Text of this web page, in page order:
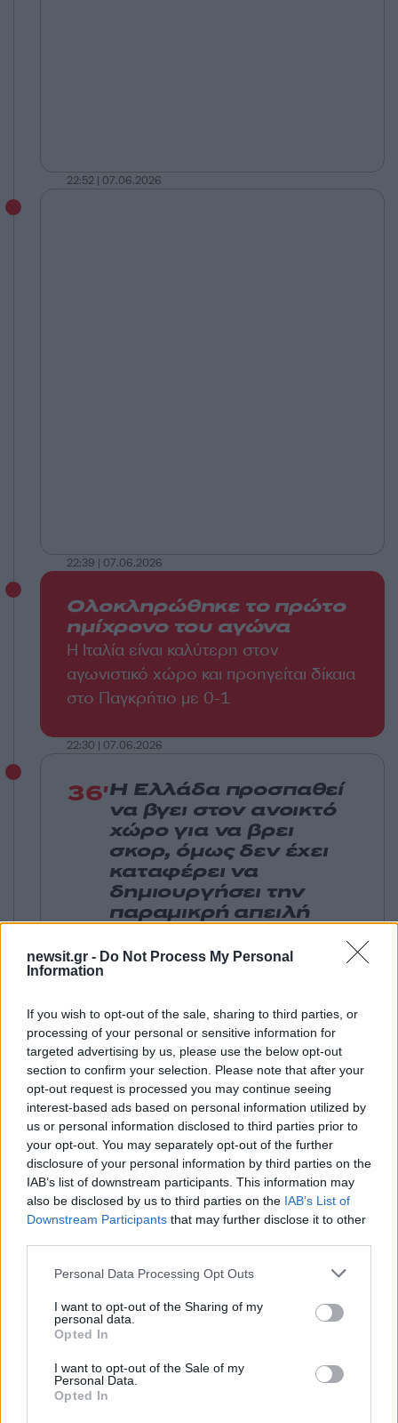
newsit.gr - Do Not Process My Personal
Information
If you wish to opt-out of the sale, sharing to third parties, or
processing of your personal or sensitive information for
targeted advertising by us, please use the below opt-out
section to confirm your selection. Please note that after your
opt-out request is processed you may continue seeing
interest-based ads based on personal information utilized by
us or personal information disclosed to third parties prior to
your opt-out. You may separately opt-out of the further
disclosure of your personal information by third parties on the
IAB’s list of downstream participants. This information may
also be disclosed by us to third parties on the IAB’s List of
Downstream Participants that may further disclose it to other
Please note that this website/app uses one or more Google
not limited to your visit or usage behaviour. You may click to
grant or deny consent to Google and its third-party tags to
use your data for below specified purposes in below Google
consent section.
Personal Data Processing Opt Outs
I want to opt-out of the Sharing of my
personal data.
Opted In
I want to opt-out of the Sale of my
Personal Data.
Opted In
22:52 | 07.06.2026
22:39 | 07.06.2026
Ολοκληρώθηκε το πρώτο
ημίχρονο του αγώνα
Η Ιταλία είναι καλύτερη στον
αγωνιστικό χώρο και προηγείται δίκαια
στο Παγκρήτιο με 0-1
22:30 | 07.06.2026
36'Η Ελλάδα προσπαθεί
να βγει στον ανοικτό
χώρο για να βρει
σκορ, όμως δεν έχει
καταφέρει να
δημιουργήσει την
παραμικρή απειλή
22:23 | 07.06.2026
22:17 | 07.06.2026
18'Η Ιταλία άνοιξε το